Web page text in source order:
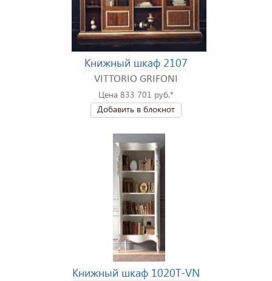
Книжный шкаф 2107
VITTORIO GRIFONI
Цена 833 701 руб.*
Добавить в блокнот
Книжный шкаф 1020T-VN